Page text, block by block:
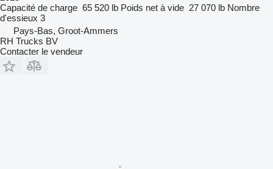
Capacité de charge 65 520 lb Poids net à vide 27 070 lb Nombre
d'essieux 3
Pays-Bas, Groot-Ammers
RH Trucks BV
Contacter le vendeur